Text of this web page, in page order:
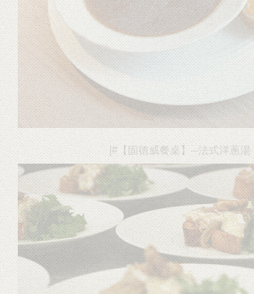
|#【固德威餐桌】─法式洋蔥湯